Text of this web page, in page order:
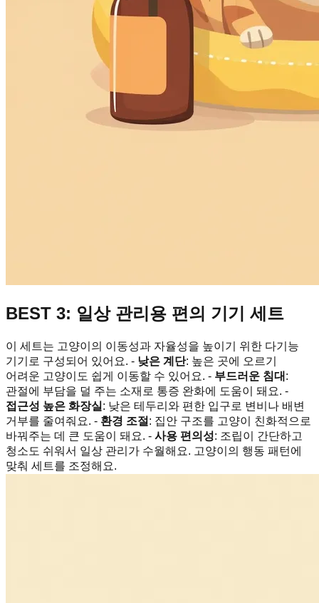
BEST 3: 일상 관리용 편의 기기 세트
이 세트는 고양이의 이동성과 자율성을 높이기 위한 다기능
기기로 구성되어 있어요. - 낮은 계단: 높은 곳에 오르기
어려운 고양이도 쉽게 이동할 수 있어요. - 부드러운 침대 :
관절에 부담을 덜 주는 소재로 통증 완화에 도움이 돼요. -
접근성 높은 화장실 : 낮은 테두리와 편한 입구로 변비나 배변
거부를 줄여줘요. - 환경 조절 : 집안 구조를 고양이 친화적으로
바꿔주는 데 큰 도움이 돼요. - 사용 편의성: 조립이 간단하고
청소도 쉬워서 일상 관리가 수월해요. 고양이의 행동 패턴에
맞춰 세트를 조정해요.